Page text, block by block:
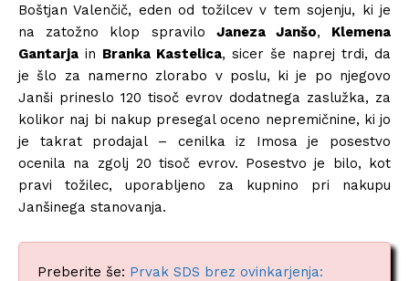
Boštjan Valenčič, eden od tožilcev v tem sojenju, ki je
na zatožno klop spravilo Janeza Janšo, Klemena
Gantarja in Branka Kastelica, sicer še naprej trdi, da
je šlo za namerno zlorabo v poslu, ki je po njegovo
Janši prineslo 120 tisoč evrov dodatnega zaslužka, za
kolikor naj bi nakup presegal oceno nepremičnine, ki jo
je takrat prodajal – cenilka iz Imosa je posestvo
ocenila na zgolj 20 tisoč evrov. Posestvo je bilo, kot
pravi tožilec, uporabljeno za kupnino pri nakupu
Janšinega stanovanja.
Preberite še: Prvak SDS brez ovinkarjenja: